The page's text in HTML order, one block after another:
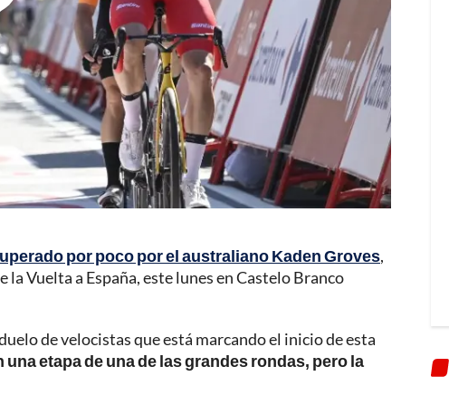
por poco por el australiano Kaden Groves,
Vuelta a España, este lunes en Castelo Branco
de velocistas que está marcando el inicio de esta
etapa de una de las grandes rondas, pero la